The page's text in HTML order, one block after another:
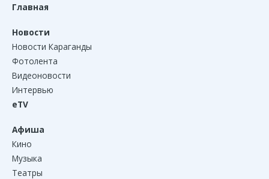
Главная
Новости
Новости Караганды
Фотолента
Видеоновости
Интервью
eTV
Афиша
Кино
Музыка
Театры